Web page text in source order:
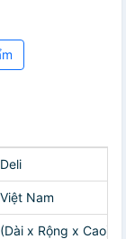
Deli
Việt Nam
(Dài x Rộng x Cao)